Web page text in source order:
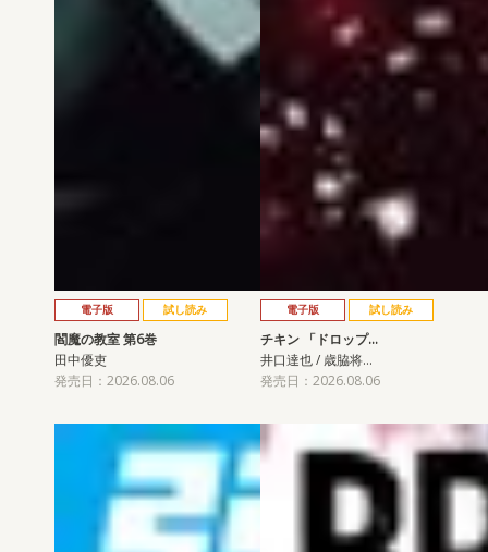
電子版 試し読み
閻魔の教室 第6巻
田中優吏
発売日：2026.08.06
電子版 試し読み
チキン 「ドロップ…
井口達也 / 歳脇将…
発売日：2026.08.06